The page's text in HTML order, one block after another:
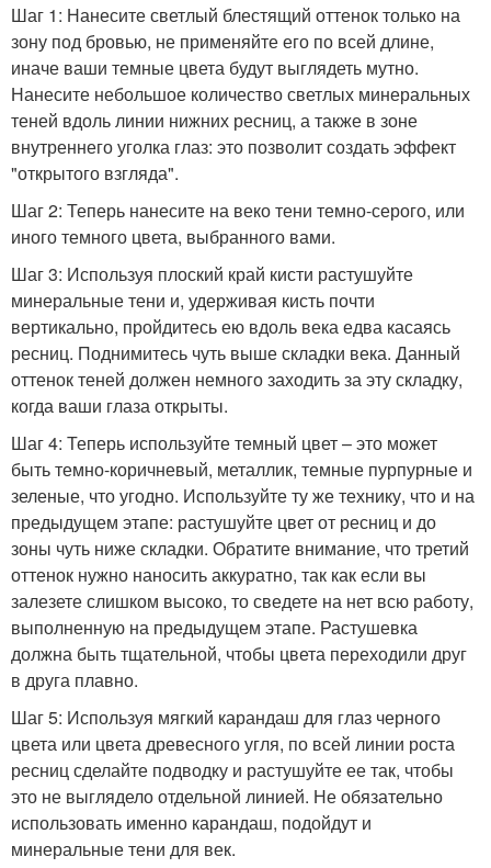
Шаг 1: Нанесите светлый блестящий оттенок только на
зону под бровью, не применяйте его по всей длине,
иначе ваши темные цвета будут выглядеть мутно.
Нанесите небольшое количество светлых минеральных
теней вдоль линии нижних ресниц, а также в зоне
внутреннего уголка глаз: это позволит создать эффект
"открытого взгляда".
Шаг 2: Теперь нанесите на веко тени темно-серого, или
иного темного цвета, выбранного вами.
Шаг 3: Используя плоский край кисти растушуйте
минеральные тени и, удерживая кисть почти
вертикально, пройдитесь ею вдоль века едва касаясь
ресниц. Поднимитесь чуть выше складки века. Данный
оттенок теней должен немного заходить за эту складку,
когда ваши глаза открыты.
Шаг 4: Теперь используйте темный цвет – это может
быть темно-коричневый, металлик, темные пурпурные и
зеленые, что угодно. Используйте ту же технику, что и на
предыдущем этапе: растушуйте цвет от ресниц и до
зоны чуть ниже складки. Обратите внимание, что третий
оттенок нужно наносить аккуратно, так как если вы
залезете слишком высоко, то сведете на нет всю работу,
выполненную на предыдущем этапе. Растушевка
должна быть тщательной, чтобы цвета переходили друг
в друга плавно.
Шаг 5: Используя мягкий карандаш для глаз черного
цвета или цвета древесного угля, по всей линии роста
ресниц сделайте подводку и растушуйте ее так, чтобы
это не выглядело отдельной линией. Не обязательно
использовать именно карандаш, подойдут и
минеральные тени для век.